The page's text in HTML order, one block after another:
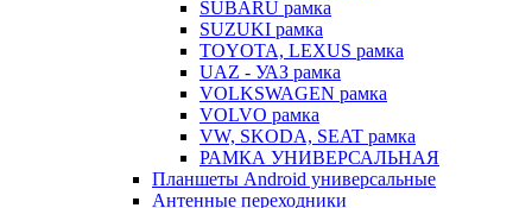
SUBARU рамка
SUZUKI рамка
TOYOTA, LEXUS рамка
UAZ - УАЗ рамка
VOLKSWAGEN рамка
VOLVO рамка
VW, SKODA, SEAT рамка
РАМКА УНИВЕРСАЛЬНАЯ
Планшеты Android универсальные
Антенные переходники